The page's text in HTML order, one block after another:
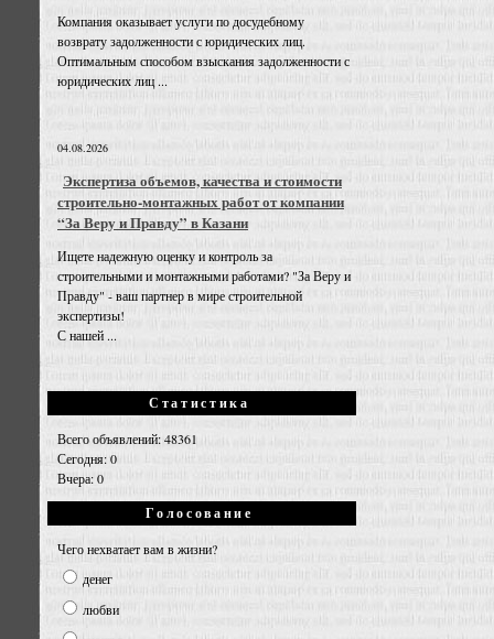
Компания оказывает услуги по досудебному
возврату задолженности с юридических лиц.
Оптимальным способом взыскания задолженности с
юридических лиц ...
04.08.2026
Экспертиза объемов, качества и стоимости
строительно-монтажных работ от компании
“За Веру и Правду” в Казани
Ищете надежную оценку и контроль за
строительными и монтажными работами? "За Веру и
Правду" - ваш партнер в мире строительной
экспертизы!
С нашей ...
Статистика
Всего объявлений: 48361
Сегодня: 0
Вчера: 0
Голосование
Чего нехватает вам в жизни?
денег
любви